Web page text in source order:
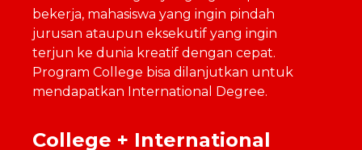
bekerja, mahasiswa yang ingin pindah
jurusan ataupun eksekutif yang ingin
terjun ke dunia kreatif dengan cepat.
Program College bisa dilanjutkan untuk
mendapatkan International Degree.
College + International